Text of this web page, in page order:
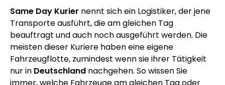
Same Day Kurier nennt sich ein Logistiker, der jene
Transporte ausführt, die am gleichen Tag
beauftragt und auch noch ausgeführt werden. Die
meisten dieser Kuriere haben eine eigene
Fahrzeugflotte, zumindest wenn sie ihrer Tätigkeit
nur in Deutschland nachgehen. So wissen Sie
immer, welche Fahrzeuge am gleichen Tag oder